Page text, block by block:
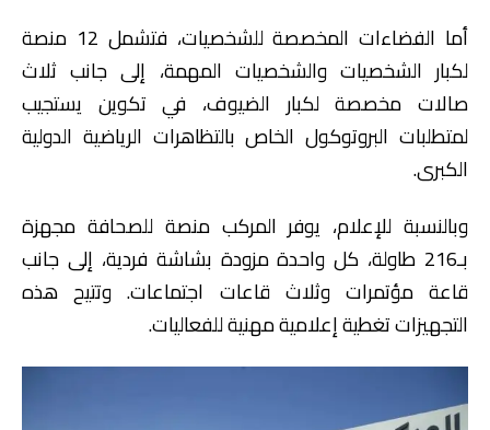
أما الفضاءات المخصصة للشخصيات، فتشمل 12 منصة
لكبار الشخصيات والشخصيات المهمة، إلى جانب ثلاث
صالات مخصصة لكبار الضيوف، في تكوين يستجيب
لمتطلبات البروتوكول الخاص بالتظاهرات الرياضية الدولية
الكبرى.
وبالنسبة للإعلام، يوفر المركب منصة للصحافة مجهزة
بـ216 طاولة، كل واحدة مزودة بشاشة فردية، إلى جانب
قاعة مؤتمرات وثلاث قاعات اجتماعات. وتتيح هذه
التجهيزات تغطية إعلامية مهنية للفعاليات.